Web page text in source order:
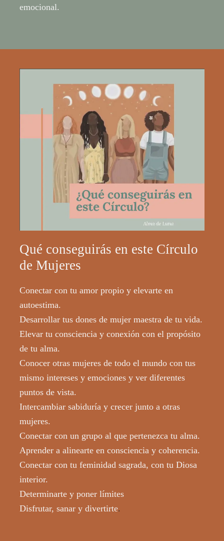
emocional.
Qué conseguirás en este Círculo
de Mujeres
Conectar con tu amor propio y elevarte en
autoestima.
Desarrollar tus dones de mujer maestra de tu vida.
Elevar tu consciencia y conexión con el propósito
de tu alma.
Conocer otras mujeres de todo el mundo con tus
mismo intereses y emociones y ver diferentes
puntos de vista.
Intercambiar sabiduría y crecer junto a otras
mujeres.
Conectar con un grupo al que pertenezca tu alma.
Aprender a alinearte en consciencia y coherencia.
Conectar con tu feminidad sagrada, con tu Diosa
interior.
Determinarte y poner límites
Disfrutar, sanar y divertirte.